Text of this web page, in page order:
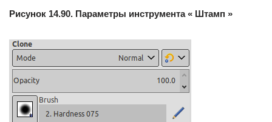
Рисунок 14.90. Параметры инструмента « Штамп »